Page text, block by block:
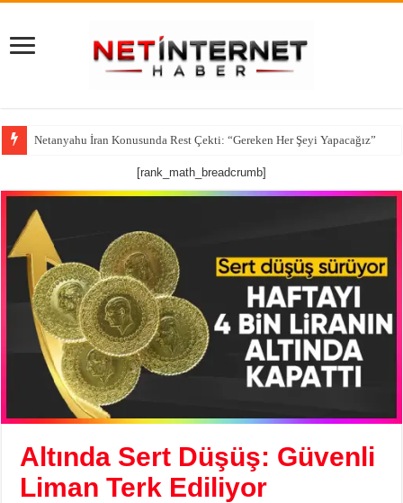
Netanyahu İran Konusunda Rest Çekti: “Gereken Her Şeyi Yapacağız”
CNN’den çarpıcı iddia: ABD’nin kritik füze stokları alarm veriyor
[rank_math_breadcrumb]
Altında Sert Düşüş: Güvenli
Liman Terk Ediliyor